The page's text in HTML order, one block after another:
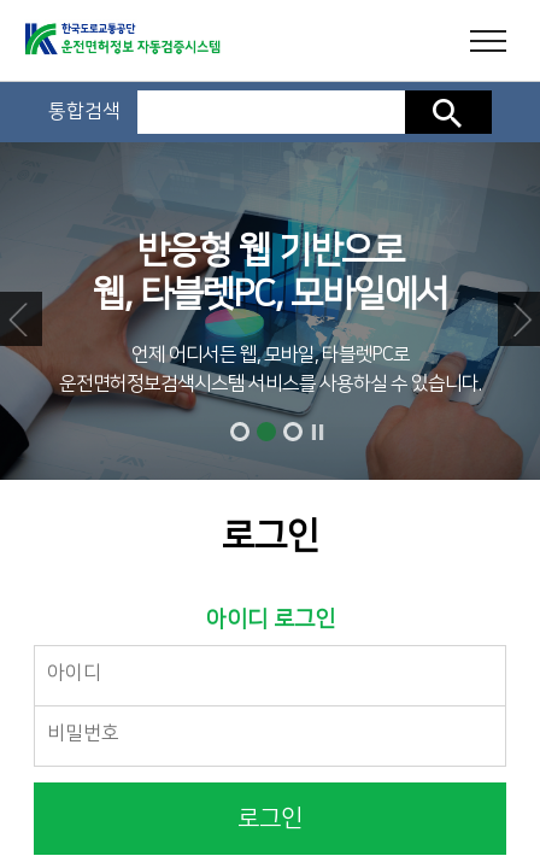
통합검색 검색
반응형 웹 기반으로
웹, 타블렛PC, 모바일에서
언제 어디서든 웹, 모바일, 타블렛PC로
운전면허정보검색시스템 서비스를 사용하실 수 있습니다.
로그인
아이디 로그인
로그인